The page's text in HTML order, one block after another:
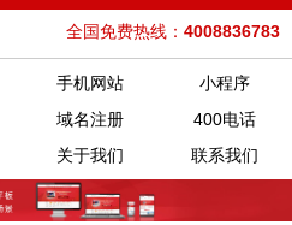
全国免费热线： 4008836783
手机网站
小程序
域名注册
400电话
关于我们 联系我们